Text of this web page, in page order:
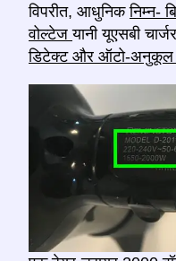
विपरीत, आधुनिकनिम्न-
वोल्टेजयानी यूएसबी
डिटेक्ट और ऑटो-अनुकूल